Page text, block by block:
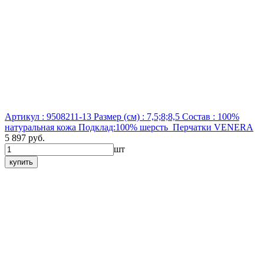
Артикул : 9508211-13 Размер (см) : 7,5;8;8,5 Состав : 100%
натуральная кожа Подклад:100% шерсть Перчатки VENERA
5 897 руб.
шт
купить